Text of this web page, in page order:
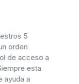
5
orden
de acceso a
esta
ayuda a